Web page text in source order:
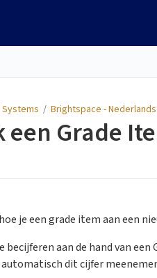
/ Brightspace - Nederlands
Grade
je een grade item aan een
becijferen aan de hand van
dit cijfer